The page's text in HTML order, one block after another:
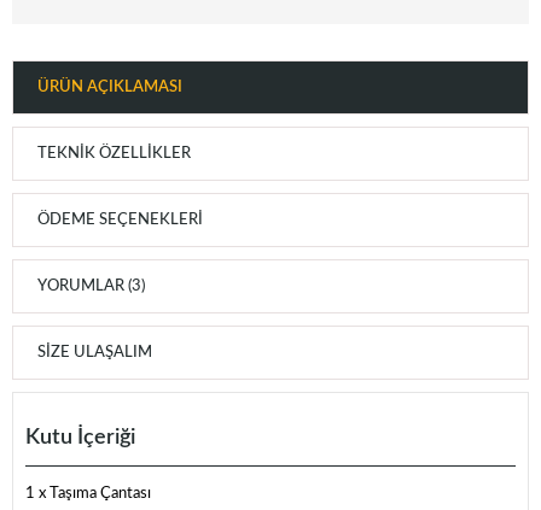
ÜRÜN AÇIKLAMASI
TEKNIK ÖZELLIKLER
ÖDEME SEÇENEKLERI
YORUMLAR (3)
SIZE ULAŞALIM
Kutu İçeriği
1 x Taşıma Çantası